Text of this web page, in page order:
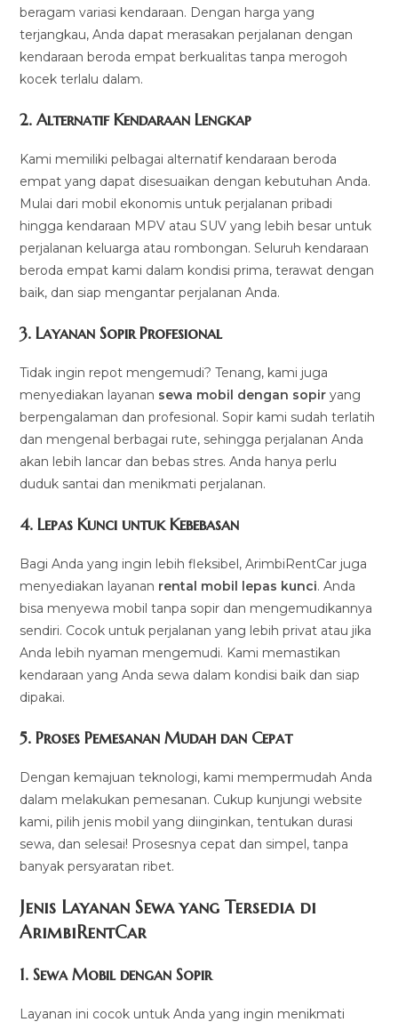
beragam variasi kendaraan. Dengan harga yang
terjangkau, Anda dapat merasakan perjalanan dengan
kendaraan beroda empat berkualitas tanpa merogoh
kocek terlalu dalam.
2. Alternatif Kendaraan Lengkap
Kami memiliki pelbagai alternatif kendaraan beroda
empat yang dapat disesuaikan dengan kebutuhan Anda.
Mulai dari mobil ekonomis untuk perjalanan pribadi
hingga kendaraan MPV atau SUV yang lebih besar untuk
perjalanan keluarga atau rombongan. Seluruh kendaraan
beroda empat kami dalam kondisi prima, terawat dengan
baik, dan siap mengantar perjalanan Anda.
3.Layanan Sopir Profesional
Tidak ingin repot mengemudi? Tenang, kami juga
menyediakan layanan sewa mobil dengan sopir yang
berpengalaman dan profesional. Sopir kami sudah terlatih
dan mengenal berbagai rute, sehingga perjalanan Anda
akan lebih lancar dan bebas stres. Anda hanya perlu
duduk santai dan menikmati perjalanan.
4.Lepas Kunci untuk Kebebasan
Bagi Anda yang ingin lebih fleksibel, ArimbiRentCar juga
menyediakan layanan rental mobil lepas kunci. Anda
bisa menyewa mobil tanpa sopir dan mengemudikannya
sendiri. Cocok untuk perjalanan yang lebih privat atau jika
Anda lebih nyaman mengemudi. Kami memastikan
kendaraan yang Anda sewa dalam kondisi baik dan siap
dipakai.
5.Proses Pemesanan Mudah dan Cepat
Dengan kemajuan teknologi, kami mempermudah Anda
dalam melakukan pemesanan. Cukup kunjungi website
kami, pilih jenis mobil yang diinginkan, tentukan durasi
sewa, dan selesai! Prosesnya cepat dan simpel, tanpa
banyak persyaratan ribet.
Jenis Layanan Sewa yang Tersedia di
ArimbiRentCar
1.Sewa Mobil dengan Sopir
Layanan ini cocok untuk Anda yang ingin menikmati